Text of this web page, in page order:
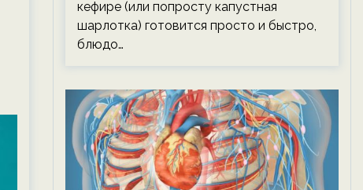
кефире (или попросту капустная
шарлотка) готовится просто и быстро,
блюдо…